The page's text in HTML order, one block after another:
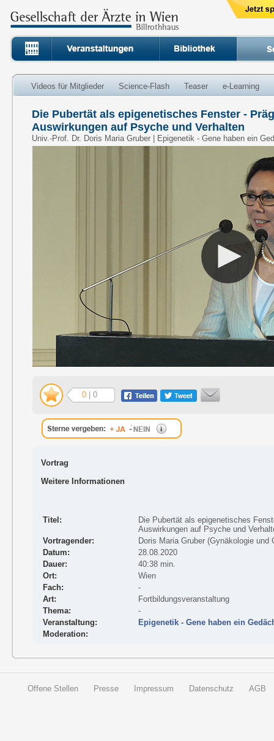
Videos für Mitglieder Science-Flash Teaser e-Learning
Die Pubertät als epigenetisches Fenster -
Auswirkungen auf Psyche und Verhalten
Univ.-Prof. Dr. Doris Maria Gruber | Epigenetik - Gene haben ein
0 | 0
Vortrag
Weitere Informationen
Titel:
Die Pubertät als epigenetisches
Auswirkungen auf Psyche und
Vortragender:
Doris Maria Gruber (Gynäkologie
Datum:
28.08.2020
Dauer:
40:38 min.
Ort:
Wien
Fach:
-
Art:
Fortbildungsveranstaltung
Thema:
-
Veranstaltung:
Epigenetik - Gene haben ein
Moderation:
Offene Stellen Presse Impressum Datenschutz AGB